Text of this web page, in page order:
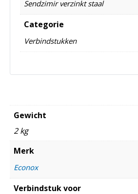
Sendzimir verzinkt staal
Categorie
Verbindstukken
Gewicht
2 kg
Merk
Econox
Verbindstuk voor